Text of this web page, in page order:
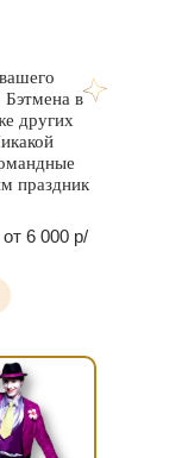
6 000 р/
Бэтмена в
других
праздник